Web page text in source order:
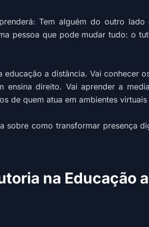
Tem alguém do outro
pessoa que pode mudar tudo: o
a distância. Vai conhecer
direito. Vai aprender a
de quem atua em ambientes
sobre como transformar presença
na Educação